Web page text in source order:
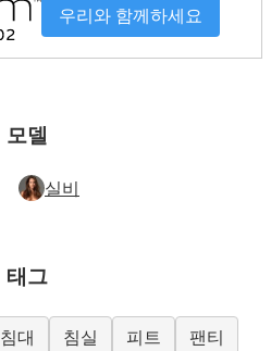
우리와 함께하세요
모델
실비
태그
침대 침실 피트
팬티